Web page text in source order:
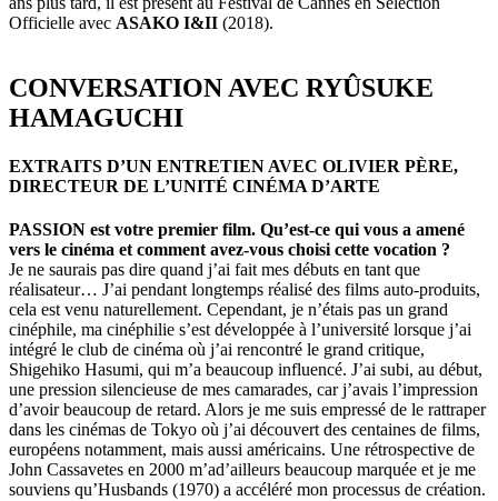
Officielle avec ASAKO I&II (2018).
CONVERSATION AVEC RYÛSUKE
HAMAGUCHI
EXTRAITS D’UN ENTRETIEN AVEC OLIVIER PÈRE,
DIRECTEUR DE L’UNITÉ CINÉMA D’ARTE
PASSION est votre premier film. Qu’est-ce qui vous a amené
vers le cinéma et comment avez-vous choisi cette vocation ?
Je ne saurais pas dire quand j’ai fait mes débuts en tant que
réalisateur… J’ai pendant longtemps réalisé des films auto-produits,
cela est venu naturellement. Cependant, je n’étais pas un grand
cinéphile, ma cinéphilie s’est développée à l’université lorsque j’ai
intégré le club de cinéma où j’ai rencontré le grand critique,
Shigehiko Hasumi, qui m’a beaucoup influencé. J’ai subi, au début,
une pression silencieuse de mes camarades, car j’avais l’impression
d’avoir beaucoup de retard. Alors je me suis empressé de le rattraper
dans les cinémas de Tokyo où j’ai découvert des centaines de films,
européens notamment, mais aussi américains. Une rétrospective de
John Cassavetes en 2000 m’ad’ailleurs beaucoup marquée et je me
souviens qu’Husbands (1970) a accéléré mon processus de création.